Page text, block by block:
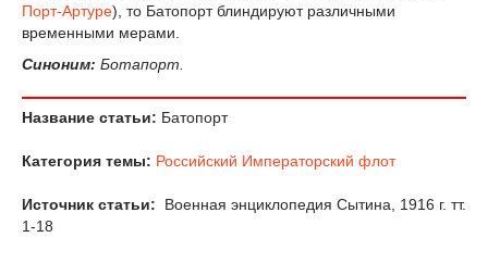
Порт-Артуре), то Батопорт блиндируют различными
временными мерами.
Синоним: Ботапорт.
Название статьи: Батопорт
Категория темы: Российский Императорский флот
Источник статьи:
Военная энциклопедия Сытина, 1916 г. тт.
1-18